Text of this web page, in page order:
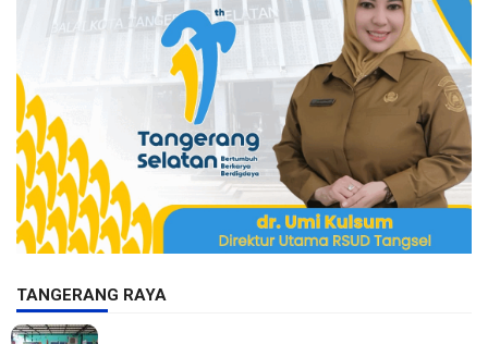
TANGERANG RAYA